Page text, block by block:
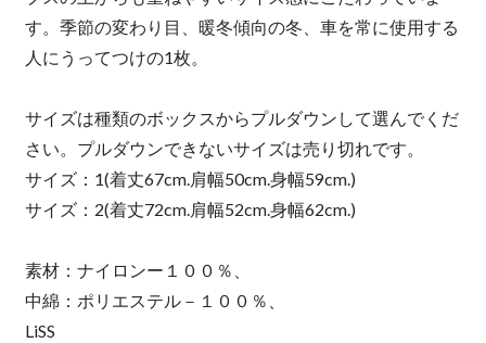
す。季節の変わり目、暖冬傾向の冬、車を常に使用する
人にうってつけの1枚。
サイズは種類のボックスからプルダウンして選んでくだ
さい。プルダウンできないサイズは売り切れです。
サイズ：1(着丈67cm.肩幅50cm.身幅59cm.)
サイズ：2(着丈72cm.肩幅52cm.身幅62cm.)
素材：ナイロンー１００％、
中綿：ポリエステル－１００％、
LiSS